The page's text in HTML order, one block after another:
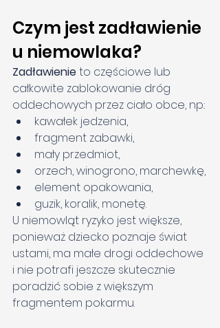
Czym jest zadławienie
u niemowlaka?
Zadławienie to częściowe lub
całkowite zablokowanie dróg
oddechowych przez ciało obce, np.:
kawałek jedzenia,
fragment zabawki,
mały przedmiot,
orzech, winogrono, marchewkę,
element opakowania,
guzik, koralik, monetę.
U niemowląt ryzyko jest większe,
ponieważ dziecko poznaje świat
ustami, ma małe drogi oddechowe
i nie potrafi jeszcze skutecznie
poradzić sobie z większym
fragmentem pokarmu.